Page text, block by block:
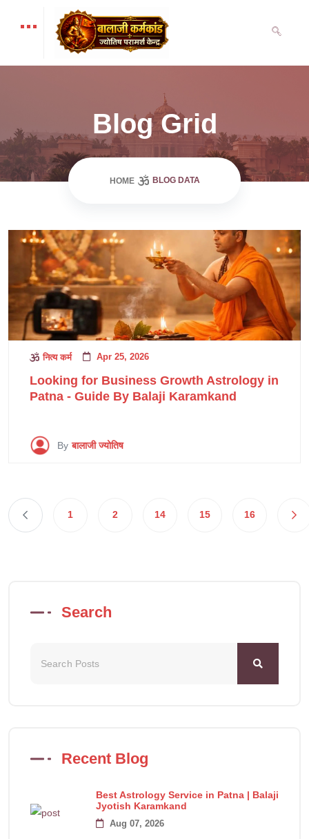
Blog Grid
HOME BLOG DATA
नित्य कर्म Apr 25, 2026
Looking for Business Growth Astrology in
Patna - Guide By Balaji Karamkand
By बालाजी ज्योतिष
1 2 14 15 16
Search
Recent Blog
Best Astrology Service in Patna | Balaji
Jyotish Karamkand
Aug 07, 2026